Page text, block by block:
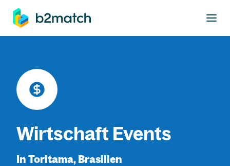
springen
Wirtschaft Events
In Toritama, Brasilien